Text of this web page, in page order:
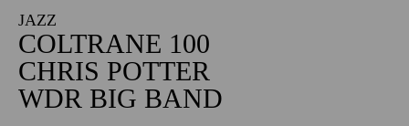
JAZZ
COLTRANE 100
CHRIS POTTER
WDR BIG BAND